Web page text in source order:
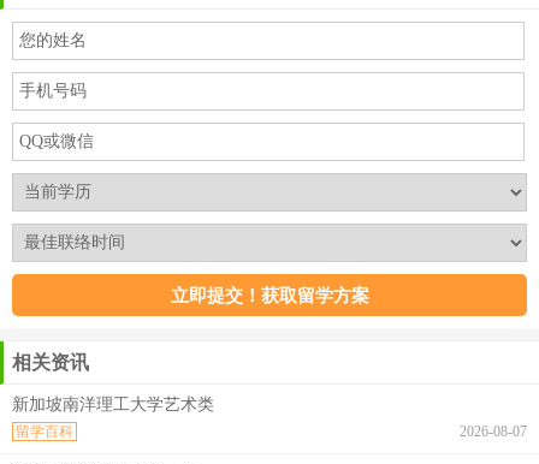
相关资讯
新加坡南洋理工大学艺术类
2026-08-07
留学百科